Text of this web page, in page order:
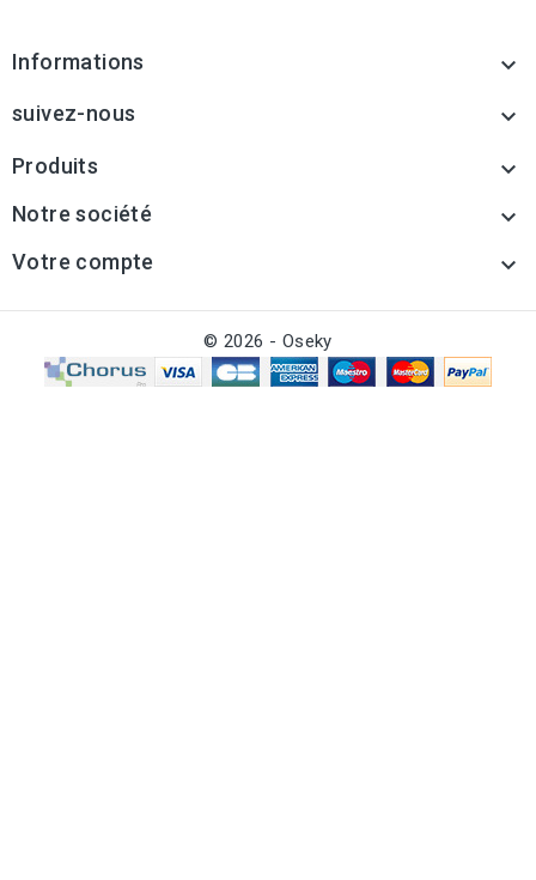
Informations 
suivez-nous 
Produits 
Notre société 
Votre compte 
© 2026 - Oseky